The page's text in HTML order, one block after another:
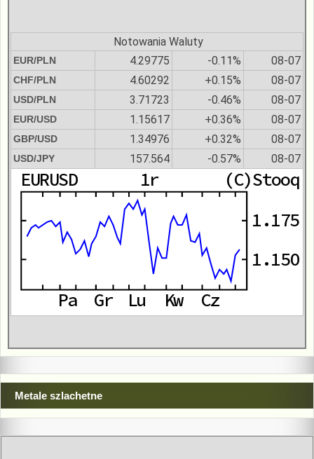
Notowania Waluty
EUR/PLN 4.29775 -0.11% 08-07
CHF/PLN 4.60292 +0.15% 08-07
USD/PLN 3.71723 -0.46% 08-07
EUR/USD 1.15617 +0.36% 08-07
GBP/USD 1.34976 +0.32% 08-07
USD/JPY 157.564 -0.57% 08-07
Metale szlachetne